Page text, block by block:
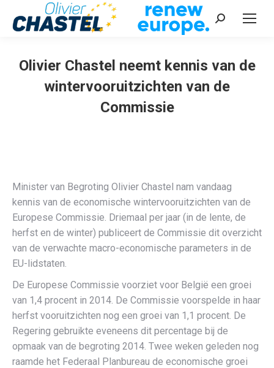
Recherche
Olivier Chastel neemt kennis van de
wintervooruitzichten van de
Commissie
Minister van Begroting Olivier Chastel nam vandaag
kennis van de economische wintervooruitzichten van de
Europese Commissie. Driemaal per jaar (in de lente, de
herfst en de winter) publiceert de Commissie dit overzicht
van de verwachte macro-economische parameters in de
EU-lidstaten.
De Europese Commissie voorziet voor België een groei
van 1,4 procent in 2014. De Commissie voorspelde in haar
herfst vooruitzichten nog een groei van 1,1 procent. De
Regering gebruikte eveneens dit percentage bij de
opmaak van de begroting 2014. Twee weken geleden nog
raamde het Federaal Planbureau de economische groei